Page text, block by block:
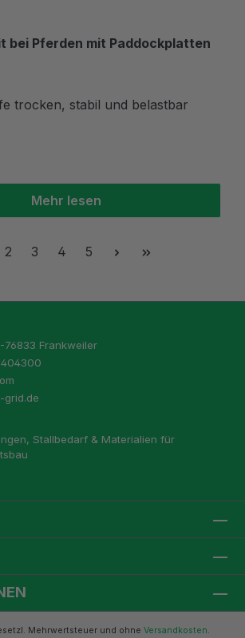
bei Pferden mit Paddockplatten
trocken, stabil und belastbar
Mehr lesen
Seite
2 Seite
3 Seite
4 Seite
5
76833 Frankweiler
Stallbedarf & Materialien für
Mehrwertsteuer und ohne Versandkosten.